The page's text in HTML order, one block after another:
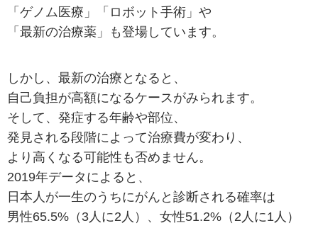
「ゲノム医療」「ロボット手術」や
「最新の治療薬」も登場しています。
しかし、最新の治療となると、
自己負担が高額になるケースがみられます。
そして、発症する年齢や部位、
発見される段階によって治療費が変わり、
より高くなる可能性も否めません。
2019年データによると、
日本人が一生のうちにがんと診断される確率は
男性65.5%（3人に2人）、女性51.2%（2人に1人）